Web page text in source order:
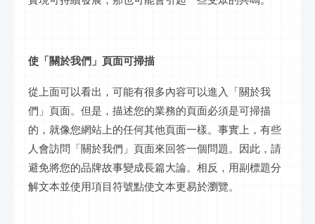
使「關於我們」頁面可掃描
從上面可以看出，可能有很多內容可以進入「關於我
們」頁面。但是，描述您的業務的頁面必須是可掃描
的，就像您網站上的任何其他頁面一樣。事實上，有些
人會訪問「關於我們」頁面來回答一個問題。因此，請
避免將您的品牌故事變成長篇大論。相反，用副標題分
解文本並使用項目符號點使文本更易於瀏覽。